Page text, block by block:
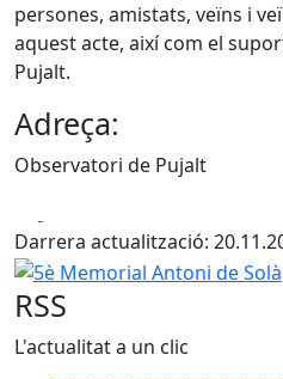
persones, amistats, veïns i
aquest acte, així com el
Pujalt.
Adreça:
Observatori de Pujalt
Darrera actualització:
5è Memorial Antoni de Solà
RSS
L'actualitat a un clic